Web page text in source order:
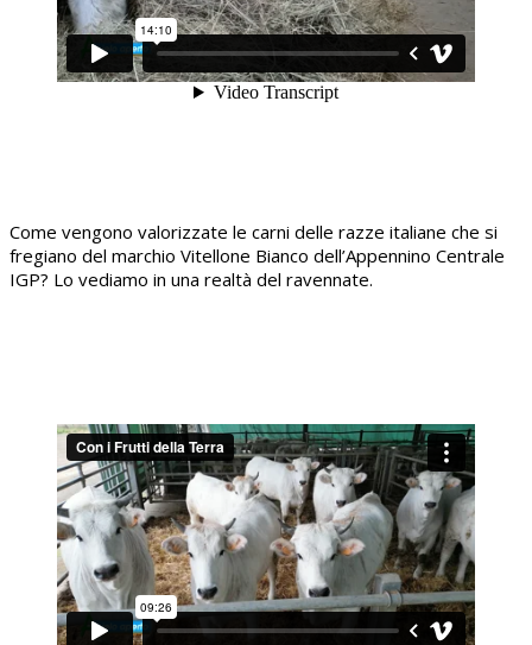
Come vengono valorizzate le carni delle razze italiane che si
fregiano del marchio Vitellone Bianco dell’Appennino Centrale
IGP? Lo vediamo in una realtà del ravennate.